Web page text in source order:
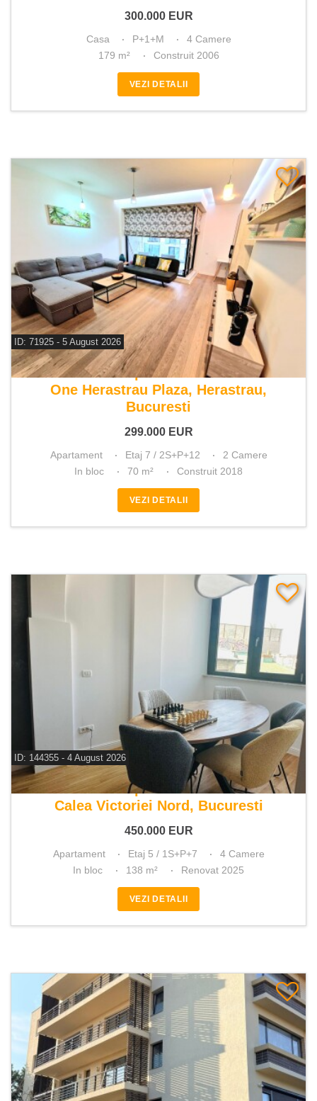
300.000 EUR
Casa P+1+M
4 Camere
179 m²
Construit 2006
VEZI DETALII
ID: 71925 - 5 August 2026
De vanzare apartament 2 camere
One Herastrau Plaza, Herastrau,
Bucuresti
299.000 EUR
Apartament Etaj 7 / 2S+P+12
2 Camere
In bloc
70 m² Construit 2018
VEZI DETALII
ID: 144355 - 4 August 2026
De vanzare apartament 4 camere
Calea Victoriei Nord, Bucuresti
450.000 EUR
Apartament Etaj 5 / 1S+P+7
4 Camere
In bloc
138 m² Renovat 2025
VEZI DETALII